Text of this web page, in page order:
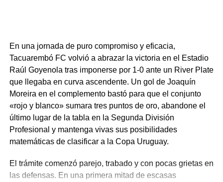
En una jornada de puro compromiso y eficacia,
Tacuarembó FC volvió a abrazar la victoria en el Estadio
Raúl Goyenola tras imponerse por 1-0 ante un River Plate
que llegaba en curva ascendente. Un gol de Joaquín
Moreira en el complemento bastó para que el conjunto
«rojo y blanco» sumara tres puntos de oro, abandone el
último lugar de la tabla en la Segunda División
Profesional y mantenga vivas sus posibilidades
matemáticas de clasificar a la Copa Uruguay.
El trámite comenzó parejo, trabado y con pocas grietas en
las defensas. En una primera mitad de escasas